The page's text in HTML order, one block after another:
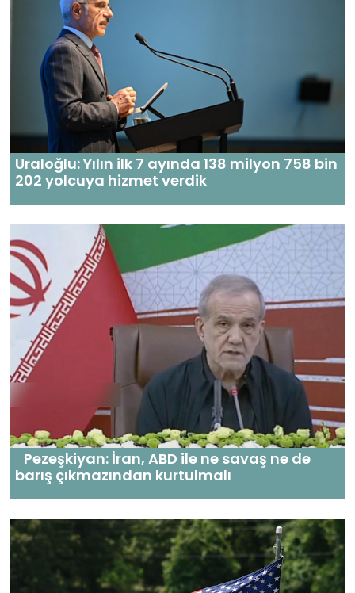
Uraloğlu: Yılın ilk 7 ayında 138 milyon 758 bin
202 yolcuya hizmet verdik
Pezeşkiyan: İran, ABD ile ne savaş ne de
barış çıkmazından kurtulmalı